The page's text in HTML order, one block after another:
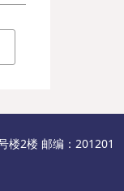
楼2楼 邮编：201201